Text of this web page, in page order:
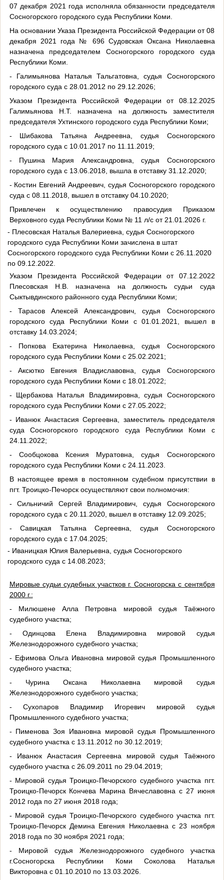
07 декабря 2021 года исполняла обязанности председателя
Сосногорского городского суда Республики Коми.
На основании Указа Президента Российской Федерации от 08
декабря 2021 года № 696 Судовская Оксана Николаевна
назначена председателем Сосногорского городского суда
Республики Коми.
- Галимьянова Наталья Тальгатовна, судья Сосногорского
городского суда с 28.01.2012 по 29.12.2026;
Указом Президента Российской Федерации от 08.12.2025
Галимьянова Н.Т. назначена на должность заместителя
председателя Ухтинского городского суда Республики Коми;
- Шибакова Татьяна Андреевна, судья Сосногорского
городского суда с 10.01.2017 по 11.11.2019;
- Пушина Мария Александровна, судья Сосногорского
городского суда с 13.06.2018, вышла в отставку 31.12.2020;
- Костин Евгений Андреевич, судья Сосногорского городского
суда с 08.11.2018, вышел в отставку 04.10.2020;
Привлечен к осуществлению правосудия Приказом
Верховного суда Республики Коми № 11 л/с от 21.01.2026 г.
- Плесовская Наталья Валериевна, судья Сосногорского
городского суда Республики Коми зачислена в штат
Сосногорского городского суда Республики Коми с 26.11.2020
по 09.12.2022.
Указом Президента Российской Федерации от 07.12.2022
Плесовская Н.В. назначена на должность судьи суда
Сыктывдинского районного суда Республики Коми;
- Тарасов Алексей Александрович, судья Сосногорского
городского суда Республики Коми с 01.01.2021, вышел в
отставку 14.03.2024;
- Попкова Екатерина Николаевна, судья Сосногорского
городского суда Республики Коми с 25.02.2021;
- Аксютко Евгения Владиславовна, судья Сосногорского
городского суда Республики Коми с 18.01.2022;
- Щербакова Наталья Владимировна, судья Сосногорского
городского суда Республики Коми с 27.05.2022;
- Иванюк Анастасия Сергеевна, заместитель председателя
суда Сосногорского городского суда Республики Коми с
24.11.2022;
- Сообцокова Ксения Муратовна, судья Сосногорского
городского суда Республики Коми с 24.11.2023.
В настоящее время в постоянном судебном присутствии в
пгт. Троицко-Печорск осуществляют свои полномочия:
- Сильничий Сергей Владимирович, судья Сосногорского
городского суда с 20.11.2020, вышел в отставку 12.09.2025;
- Савицкая Татьяна Сергеевна, судья Сосногорского
городского суда с 17.04.2025;
- Иваницкая Юлия Валерьевна, судья Сосногорского
городского суда с 14.08.2023;
Мировые судьи судебных участков г. Сосногорска с сентября
2000 г.:
- Милюшене Алла Петровна мировой судья Таёжного
судебного участка;
- Одинцова Елена Владимировна мировой судья
Железнодорожного судебного участка;
- Ефимова Ольга Ивановна мировой судья Промышленного
судебного участка;
- Чурина Оксана Николаевна мировой судья
Железнодорожного судебного участка;
- Сухопаров Владимир Игоревич мировой судья
Промышленного судебного участка;
- Пименова Зоя Ивановна мировой судья Промышленного
судебного участка с 13.11.2012 по 30.12.2019;
- Иванюк Анастасия Сергеевна мировой судья Таёжного
судебного участка с 26.09.2011 по 29.04.2019;
- Мировой судья Троицко-Печорского судебного участка пгт.
Троицко-Печорск Кончева Марина Вячеславовна с 27 июня
2012 года по 27 июня 2018 года;
- Мировой судья Троицко-Печорского судебного участка пгт.
Троицко-Печорск Демина Евгения Николаевна с 23 ноября
2018 года по 30 ноября 2021 года;
- Мировой судья Железнодорожного судебного участка
г.Сосногорска Республики Коми Соколова Наталья
Викторовна с 01.10.2010 по 13.03.2026.